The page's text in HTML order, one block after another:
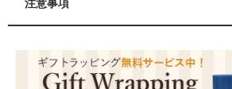
注意事項